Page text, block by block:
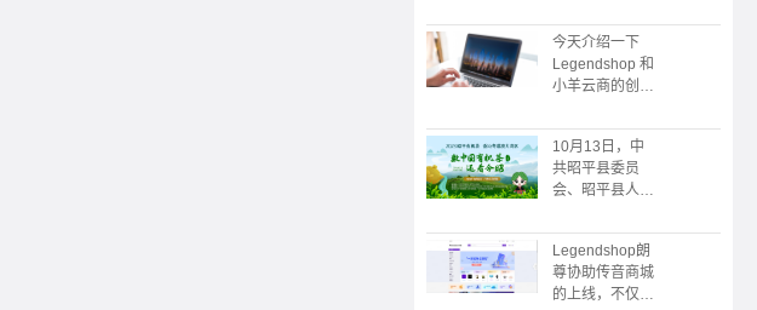
今天介绍一下
Legendshop 和
小羊云商的创始
10月13日，中
共昭平县委员
会、昭平县人民
朗尊软件科技有
限公司协助，广
东广播电视台触
电传媒协协办的
Legendshop朗
尊协助传音商城
的上线，不仅是